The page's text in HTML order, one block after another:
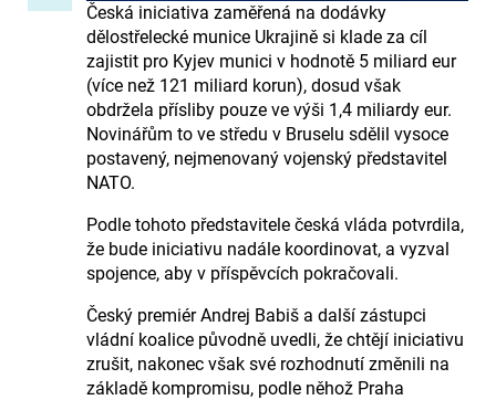
Česká iniciativa zaměřená na dodávky
dělostřelecké munice Ukrajině si klade za cíl
zajistit pro Kyjev munici v hodnotě 5 miliard eur
(více než 121 miliard korun), dosud však
obdržela přísliby pouze ve výši 1,4 miliardy eur.
Novinářům to ve středu v Bruselu sdělil vysoce
postavený, nejmenovaný vojenský představitel
NATO.
Podle tohoto představitele česká vláda potvrdila,
že bude iniciativu nadále koordinovat, a vyzval
spojence, aby v příspěvcích pokračovali.
Český premiér Andrej Babiš a další zástupci
vládní koalice původně uvedli, že chtějí iniciativu
zrušit, nakonec však své rozhodnutí změnili na
základě kompromisu, podle něhož Praha